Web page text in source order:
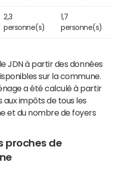
2,3
personne(s)
1,7
personne(s)
JDN à partir des données
sur la commune.
a été calculé à partir
impôts de tous les
et du nombre de foyers
proches de